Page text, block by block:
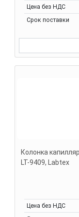
Цена без НДС
Срок поставки
Колонка
LT-9409, Labtex
Цена без НДС